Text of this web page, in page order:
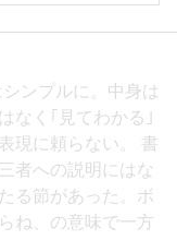
ンプルに。中身は
なく｢見てわかる｣
現に頼らない。 書
者への説明にはな
る節があった。ボ
ね、の意味で一方